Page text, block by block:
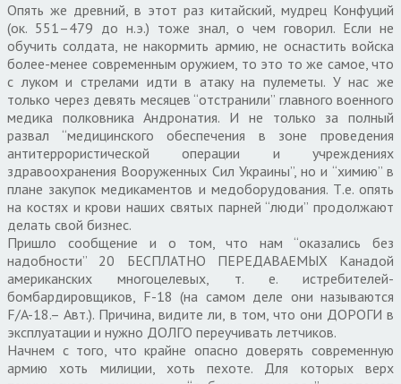
Опять же древний, в этот раз китайский, мудрец Конфуций
(ок. 551–479 до н.э.) тоже знал, о чем говорил. Если не
обучить солдата, не накормить армию, не оснастить войска
более-менее современным оружием, то это то же самое, что
с луком и стрелами идти в атаку на пулеметы. У нас же
только через девять месяцев “отстранили” главного военного
медика полковника Андронатия. И не только за полный
развал “медицинского обеспечения в зоне проведения
антитеррористической операции и учреждениях
здравоохранения Вооруженных Сил Украины”, но и “химию” в
плане закупок медикаментов и медоборудования. Т.е. опять
на костях и крови наших святых парней “люди” продолжают
делать свой бизнес.
Пришло сообщение и о том, что нам “оказались без
надобности” 20 БЕСПЛАТНО ПЕРЕДАВАЕМЫХ Канадой
американских многоцелевых, т. е. истребителей-
бомбардировщиков, F-18 (на самом деле они называются
F/A-18.– Авт.). Причина, видите ли, в том, что они ДОРОГИ в
эксплуатации и нужно ДОЛГО переучивать летчиков.
Начнем с того, что крайне опасно доверять современную
армию хоть милиции, хоть пехоте. Для которых верх